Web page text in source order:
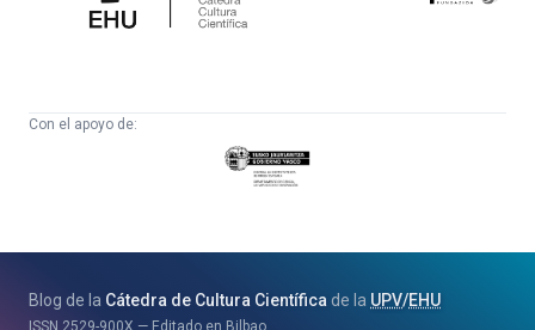
Científica
Con el apoyo de:
Eusko
Jaurlaritza
eta
Blog de la Cátedra de Cultura Científica de la UPV/EHU
ISSN 2529-900X Editado en Bilbao